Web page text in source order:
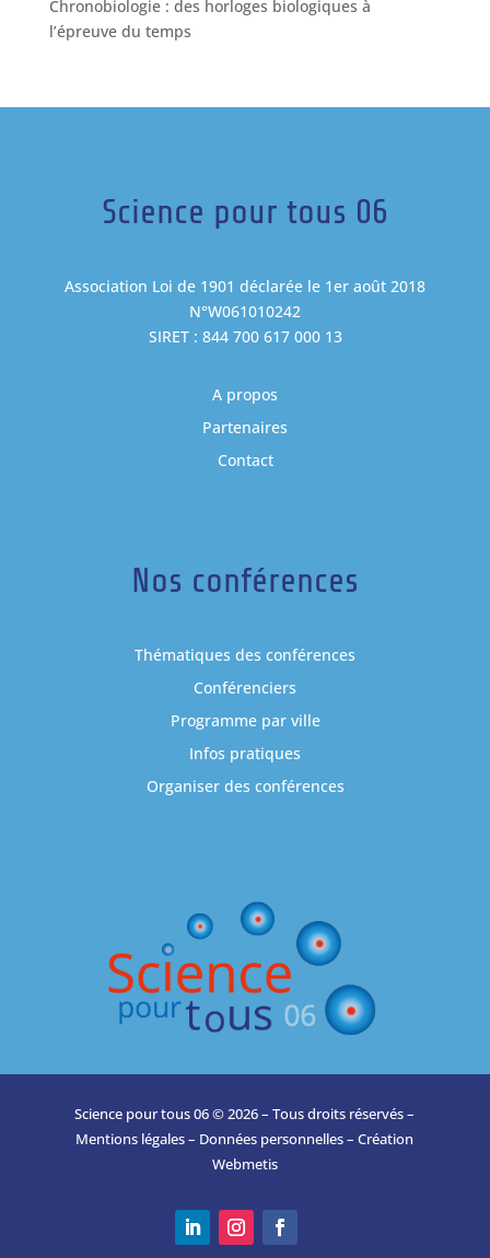
Chronobiologie : des horloges biologiques à
l’épreuve du temps
Science pour tous 06
Association Loi de 1901 déclarée le 1er août 2018
N°W061010242
SIRET : 844 700 617 000 13
A propos
Partenaires
Contact
Nos conférences
Thématiques des conférences
Conférenciers
Programme par ville
Infos pratiques
Organiser des conférences
Science pour tous 06 © 2026 – Tous droits réservés –
Mentions légales– Données personnelles– Création
Webmetis